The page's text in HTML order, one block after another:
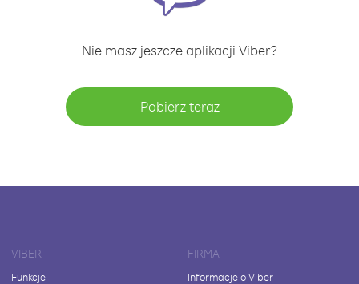
Nie masz jeszcze aplikacji Viber?
Pobierz teraz
VIBER
Funkcje
FIRMA
Informacje o Viber